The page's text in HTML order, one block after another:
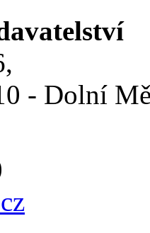
- Dolní